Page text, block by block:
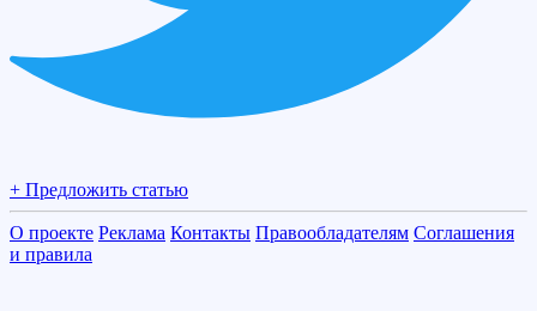
+ Предложить статью
О проекте Реклама Контакты Правообладателям Соглашения
и правила